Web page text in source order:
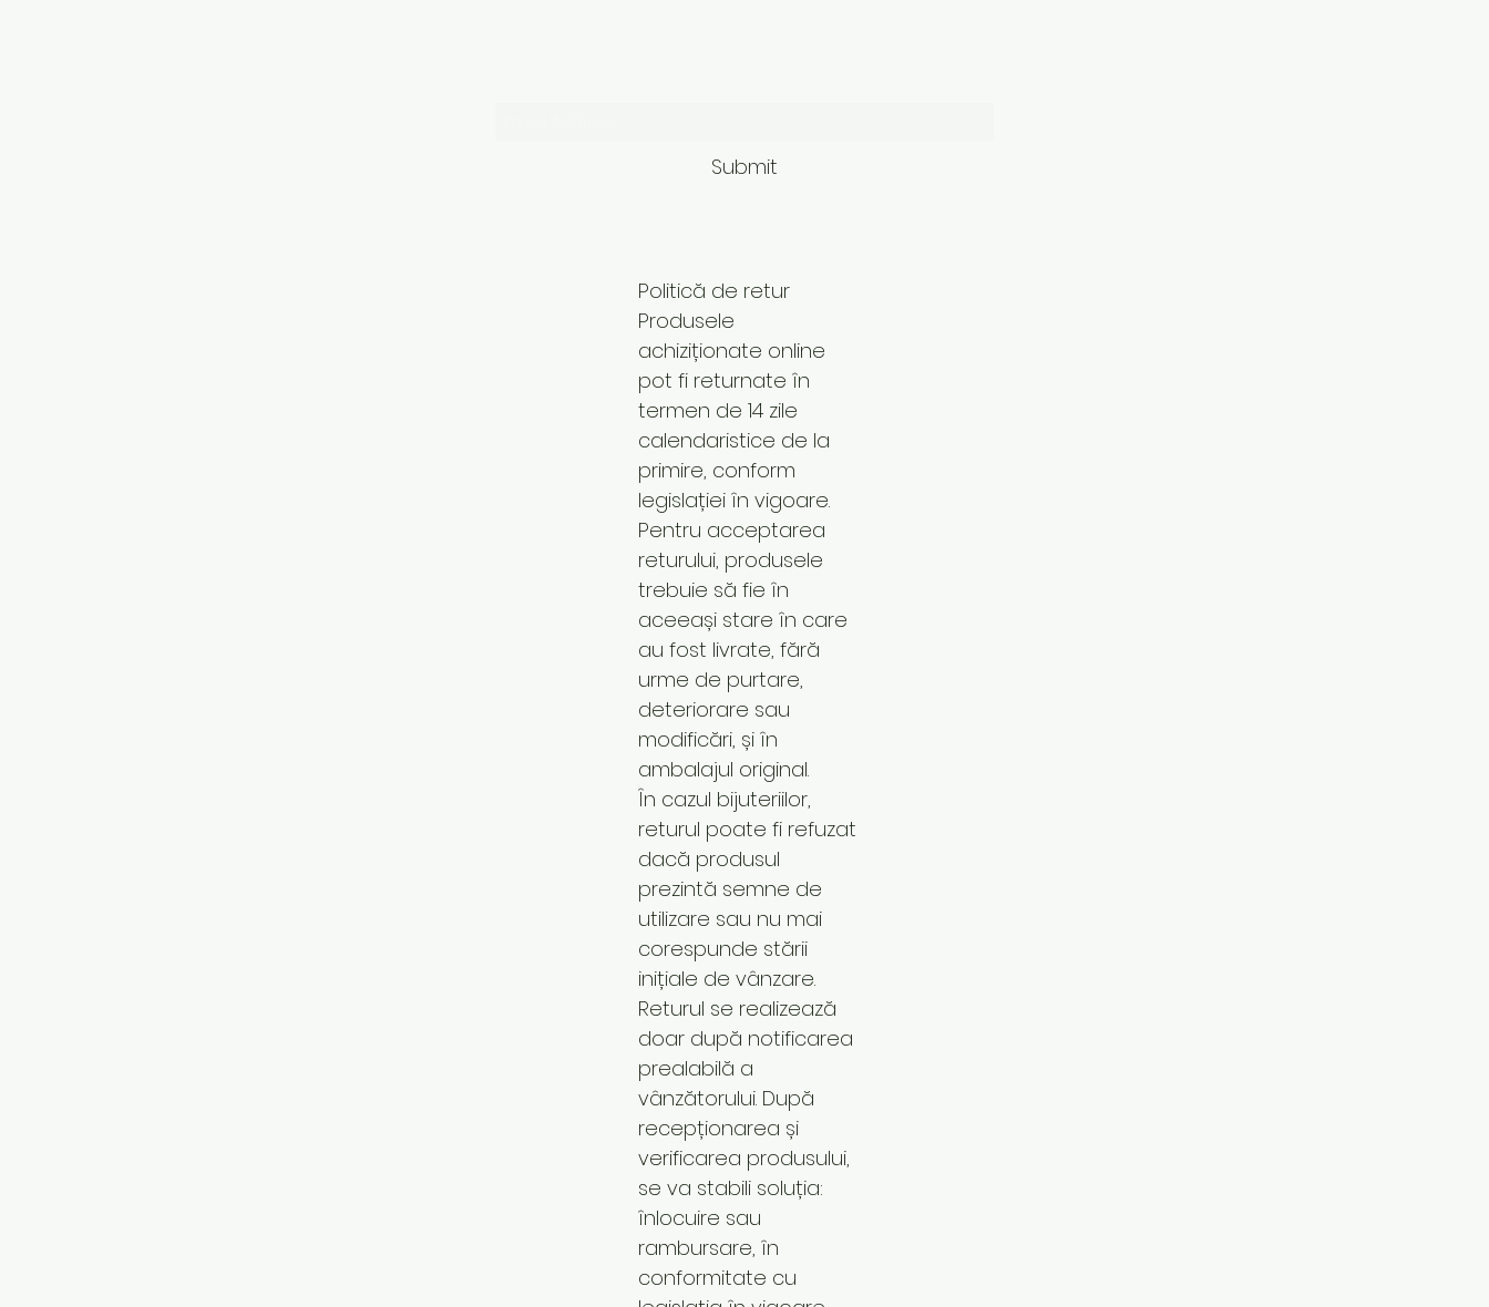
Submit
Politică de retur
Produsele
achiziționate online
pot fi returnate în
termen de 14 zile
calendaristice de la
primire, conform
legislației în vigoare.
Pentru acceptarea
returului, produsele
trebuie să fie în
aceeași stare în care
au fost livrate, fără
urme de purtare,
deteriorare sau
modificări, și în
ambalajul original.
În cazul bijuteriilor,
returul poate fi refuzat
dacă produsul
prezintă semne de
utilizare sau nu mai
corespunde stării
inițiale de vânzare.
Returul se realizează
doar după notificarea
prealabilă a
vânzătorului. După
recepționarea și
verificarea produsului,
se va stabili soluția:
înlocuire sau
rambursare, în
conformitate cu